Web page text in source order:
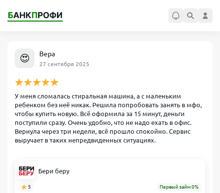
😍 Вера
27 сентября 2025
У меня сломалась стиральная машина, а с маленьким
ребенком без неё никак. Решила попробовать занять в мфо,
чтобы купить новую. Всё оформила за 15 минут, деньги
поступили сразу. Очень удобно, что не надо ехать в офис.
Вернула через три недели, всё прошло спокойно. Сервис
выручает в таких непредвиденных ситуациях.
Бери беру
5 Первый займ 0%